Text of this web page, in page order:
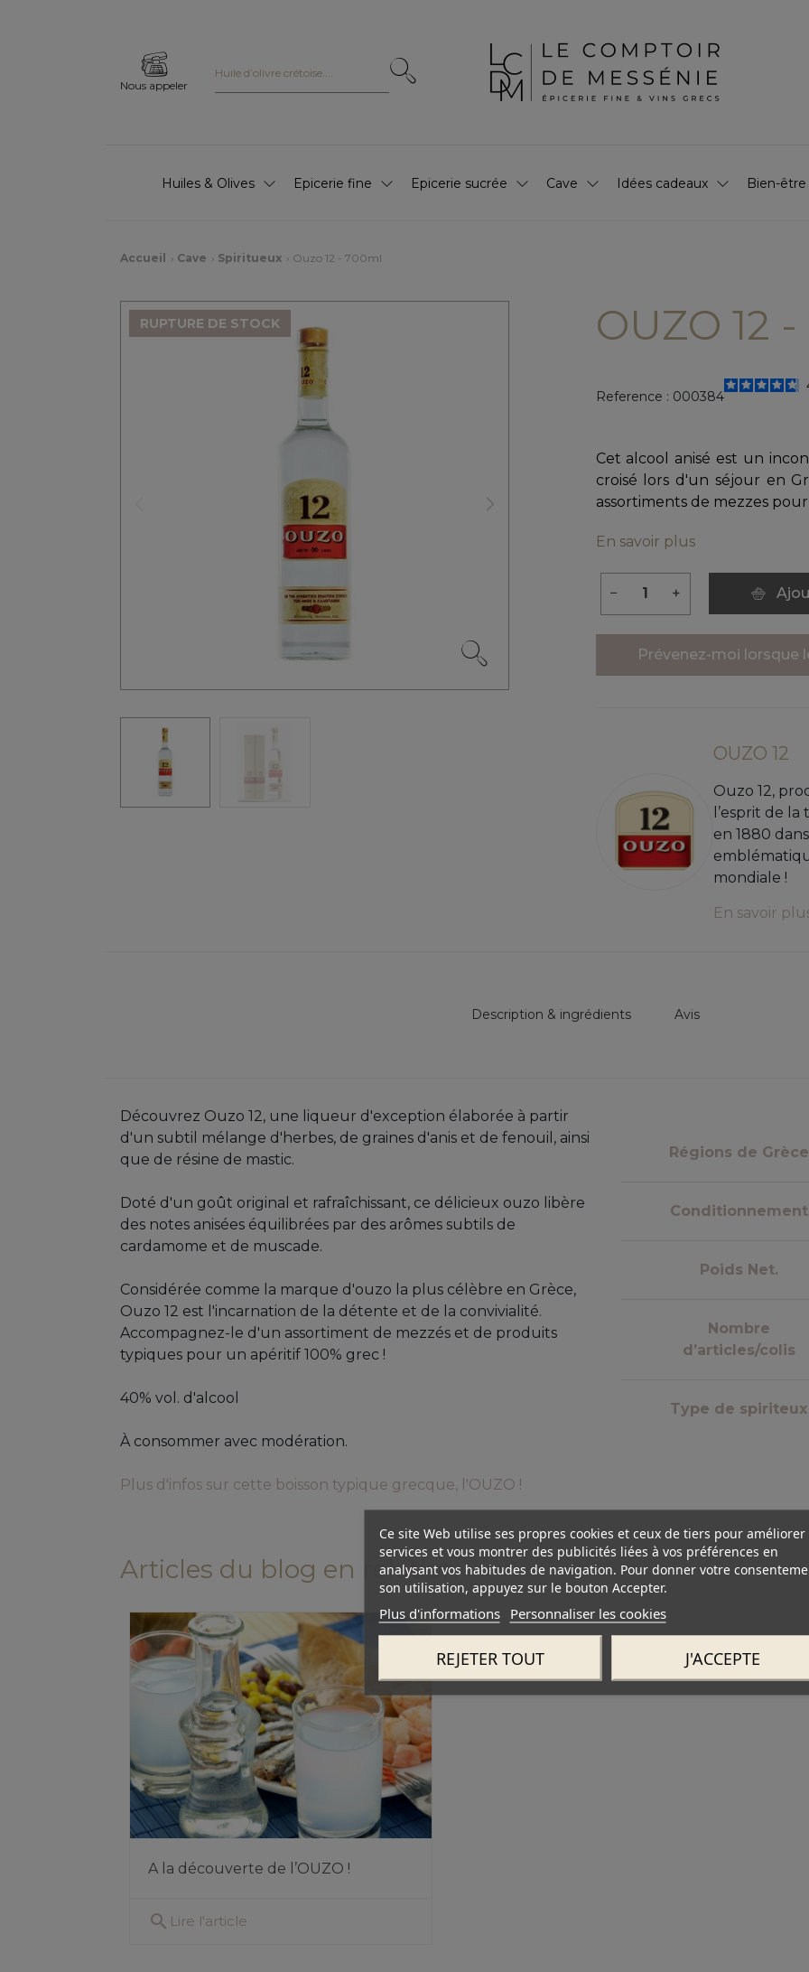
Nous appeler
Huiles & Olives Epicerie fine Epicerie sucrée Cave Idées cadeaux Bien-être
Accueil Cave Spiritueux Ouzo 12 - 700ml
RUPTURE DE STOCK
Suivant
OUZO 12
Reference : 000384
Cet alcool anisé est un
croisé lors d'un séjour en
assortiments de mezzes
En savoir plus
− +
Prévenez-moi lorsque
OUZO 12
Ouzo 12,
l’esprit de
en 1880
mondiale !
En savoir
Description & ingrédients Avis
Découvrez Ouzo 12, une liqueur d'exception élaborée à partir
d'un subtil mélange d'herbes, de graines d'anis et de fenouil, ainsi
que de résine de mastic.
Doté d'un goût original et rafraîchissant, ce délicieux ouzo libère
des notes anisées équilibrées par des arômes subtils de
cardamome et de muscade.
Considérée comme la marque d'ouzo la plus célèbre en Grèce,
Ouzo 12 est l'incarnation de la détente et de la convivialité.
Accompagnez-le d'un assortiment de mezzés et de produits
typiques pour un apéritif 100% grec !
40% vol. d'alcool
À consommer avec modération.
Plus d'infos sur cette boisson typique grecque, l'OUZO !
Régions de Grèce
Conditionnement
Poids Net.
Nombre
d’articles/colis
Type de spiriteux
Articles du blog en relation
A la découverte de l’OUZO !
search Lire l'article
Ce site Web utilise ses propres cookies et ceux de tiers pour améliorer
services et vous montrer des publicités liées à vos préférences en
analysant vos habitudes de navigation. Pour donner votre
son utilisation, appuyez sur le bouton Accepter.
Plus d'informations Personnaliser les cookies
REJETER TOUT J'ACCEPTE